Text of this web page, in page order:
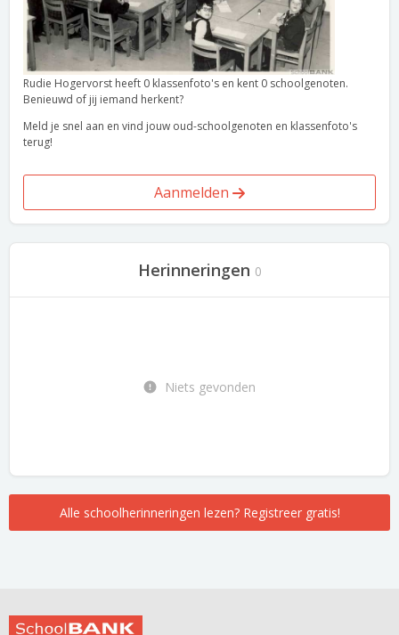
Rudie Hogervorst heeft 0 klassenfoto's en kent 0 schoolgenoten.
Benieuwd of jij iemand herkent?
Meld je snel aan en vind jouw oud-schoolgenoten en klassenfoto's
terug!
Aanmelden
Herinneringen 0
Niets gevonden
Alle schoolherinneringen lezen? Registreer gratis!